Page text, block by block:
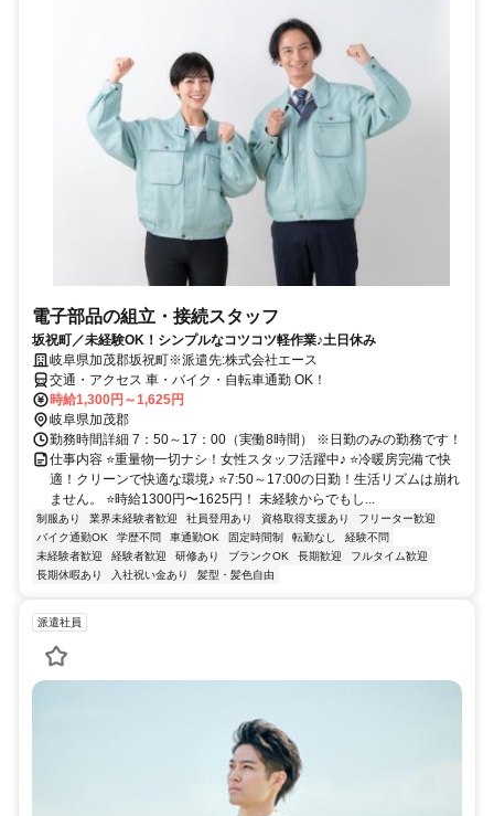
電子部品の組立・接続スタッフ
坂祝町／未経験OK！シンプルなコツコツ軽作業♪土日休み
岐阜県加茂郡坂祝町※派遣先:株式会社エース
交通・アクセス 車・バイク・自転車通勤 OK！
時給1,300円～1,625円
岐阜県加茂郡
勤務時間詳細 7：50～17：00（実働8時間） ※日勤のみの勤務です！
仕事内容 ⭐重量物一切ナシ！女性スタッフ活躍中♪ ⭐冷暖房完備で快
適！クリーンで快適な環境♪ ⭐7:50～17:00の日勤！生活リズムは崩れ
ません。 ⭐時給1300円〜1625円！ 未経験からでもし...
制服あり 業界未経験者歓迎 社員登用あり 資格取得支援あり
フリーター歓迎
バイク通勤OK
学歴不問 車通勤OK 固定時間制 転勤なし
経験不問
未経験者歓迎
経験者歓迎 研修あり ブランクOK 長期歓迎
フルタイム歓迎
長期休暇あり
入社祝い金あり 髪型・髪色自由
派遣社員